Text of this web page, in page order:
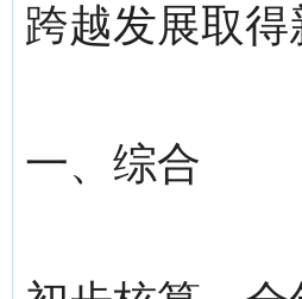
跨越发展取得
一、综合